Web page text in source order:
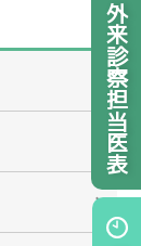
外来診察担当医表